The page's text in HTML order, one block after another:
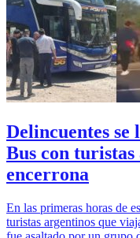
Delincuentes
Bus con
encerrona
En las primeras horas de
turistas argentinos que